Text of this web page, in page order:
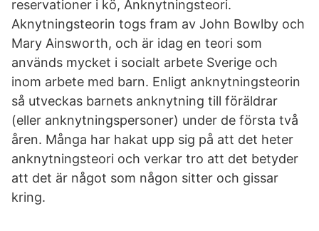
reservationer i kö, Anknytningsteori.
Aknytningsteorin togs fram av John Bowlby och
Mary Ainsworth, och är idag en teori som
används mycket i socialt arbete Sverige och
inom arbete med barn. Enligt anknytningsteorin
så utveckas barnets anknytning till föräldrar
(eller anknytningspersoner) under de första två
åren. Många har hakat upp sig på att det heter
anknytningsteori och verkar tro att det betyder
att det är något som någon sitter och gissar
kring.